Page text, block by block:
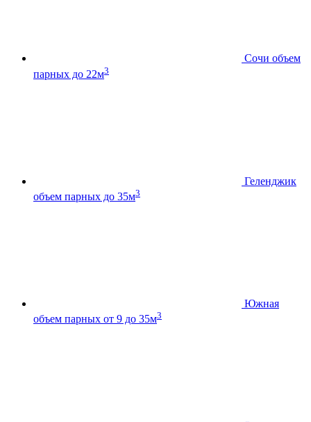
Сочи объем
парных до 22м3
Геленджик
объем парных до 35м3
Южная
объем парных от 9 до 35м3